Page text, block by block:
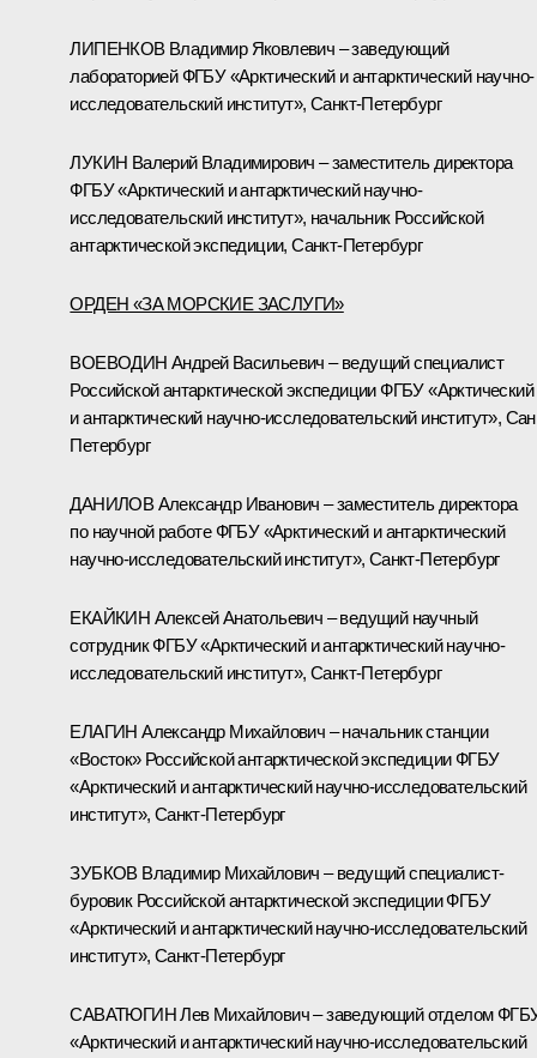
ЛИПЕНКОВ Владимир Яковлевич – заведующий
лабораторией ФГБУ «Арктический и антарктический научно-
исследовательский институт», Санкт-Петербург
ЛУКИН Валерий Владимирович – заместитель директора
ФГБУ «Арктический и антарктический научно-
исследовательский институт», начальник Российской
антарктической экспедиции, Санкт-Петербург
ОРДЕН «ЗА МОРСКИЕ ЗАСЛУГИ»
ВОЕВОДИН Андрей Васильевич – ведущий специалист
Российской антарктической экспедиции ФГБУ «Арктический
и антарктический научно-исследовательский институт»,
Петербург
ДАНИЛОВ Александр Иванович – заместитель директора
по научной работе ФГБУ «Арктический и антарктический
научно-исследовательский институт», Санкт-Петербург
ЕКАЙКИН Алексей Анатольевич – ведущий научный
сотрудник ФГБУ «Арктический и антарктический научно-
исследовательский институт», Санкт-Петербург
ЕЛАГИН Александр Михайлович – начальник станции
«Восток» Российской антарктической экспедиции ФГБУ
«Арктический и антарктический научно-исследовательский
институт», Санкт-Петербург
ЗУБКОВ Владимир Михайлович – ведущий специалист-
буровик Российской антарктической экспедиции ФГБУ
«Арктический и антарктический научно-исследовательский
институт», Санкт-Петербург
САВАТЮГИН Лев Михайлович – заведующий отделом
«Арктический и антарктический научно-исследовательский